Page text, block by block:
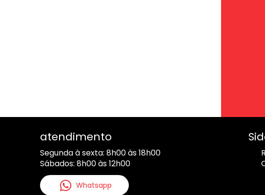
atendimento
Segunda à sexta: 8h00 às 18h00
Sábados: 8h00 às 12h00
Whatsapp